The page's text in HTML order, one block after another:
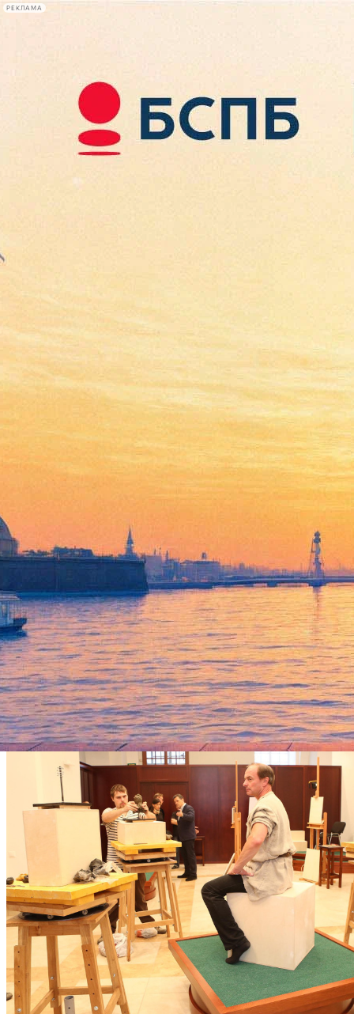
РЕКЛАМА
Сегодня:
2026.08.08
02:06
Афиша Plus
В Петербурге заработал
единственный в России
Медальерный класс
Версия для печати
В Никольской куртине Петропавловской крепости, которая
находится в ведении Санкт-Петербургского монетного двора
– филиала АО «Гознак» открылся единственный в России
Медальерный класс (структурное подразделение Санкт-
Петербургского государственного академического института
живописи, скульптуры и архитектуры им. И.Е. Репина при
Российской академии художеств).